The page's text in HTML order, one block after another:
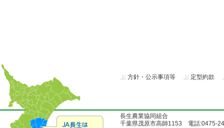
方針・公示事項等 定型約款
長生農業協同組合
千葉県茂原市高師1153 電話:0475-